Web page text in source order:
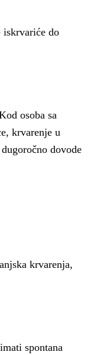
iskrvariće do
osoba sa
krvarenje u
dovode
krvarenja,
spontana